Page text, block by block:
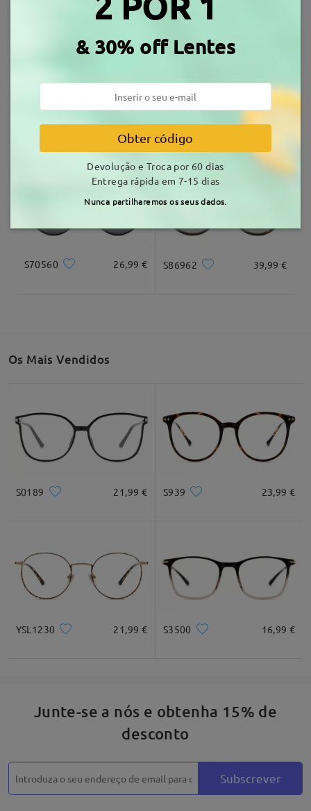
tempo de envio
7-15 dias úteis
detalhes
Entrega
36,99 € YSLT1230
S70560 26,99 € S86962 39,99 €
Os Mais Vendidos
S0189 21,99 € S939 23,99 €
YSL1230 21,99 € S3500 16,99 €
Junte-se a nós e obtenha 15% de
desconto
Subscrever
& 30% off Lentes
Obter código
Devolução e Troca por 60 dias
Entrega rápida em 7-15 dias
Nunca partilharemos os seus dados.